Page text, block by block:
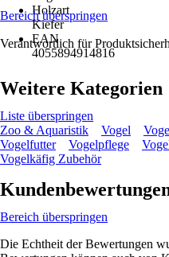
Holzart
Kiefer
EAN
4055894914816
Bereich überspringen
Verantwortlich für
Weitere Kategorien
Liste überspringen
Zoo & Aquaristik
Vogel
Vogelfutter
Vogelpflege
Vogelkäfig Zubehör
Bereich überspringen
Die Echtheit der Bewertungen